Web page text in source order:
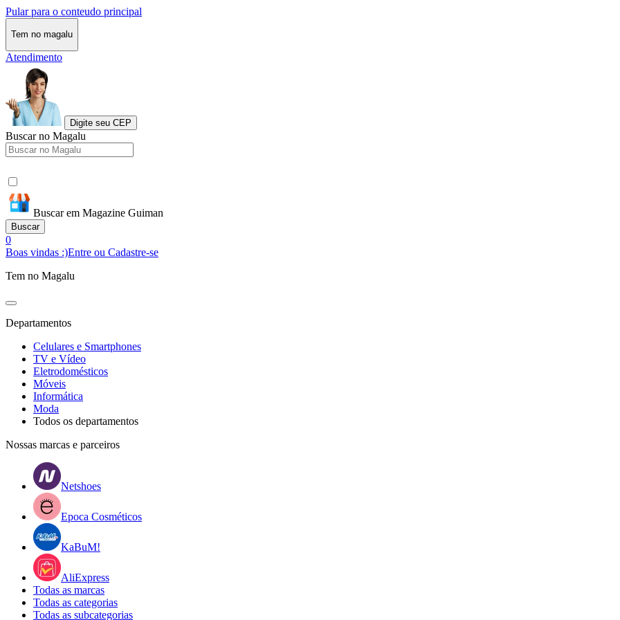
Pular para o conteudo principal
Tem no magalu
Atendimento
Digite seu CEP
Buscar no Magalu
Buscar em Magazine Guiman
Buscar
0
Boas vindas :)Entre ou Cadastre-se
Tem no Magalu
Departamentos
Celulares e Smartphones
TV e Vídeo
Eletrodomésticos
Móveis
Informática
Moda
Todos os departamentos
Nossas marcas e parceiros
Netshoes
Epoca Cosméticos
KaBuM!
AliExpress
Todas as marcas
Todas as categorias
Todas as subcategorias